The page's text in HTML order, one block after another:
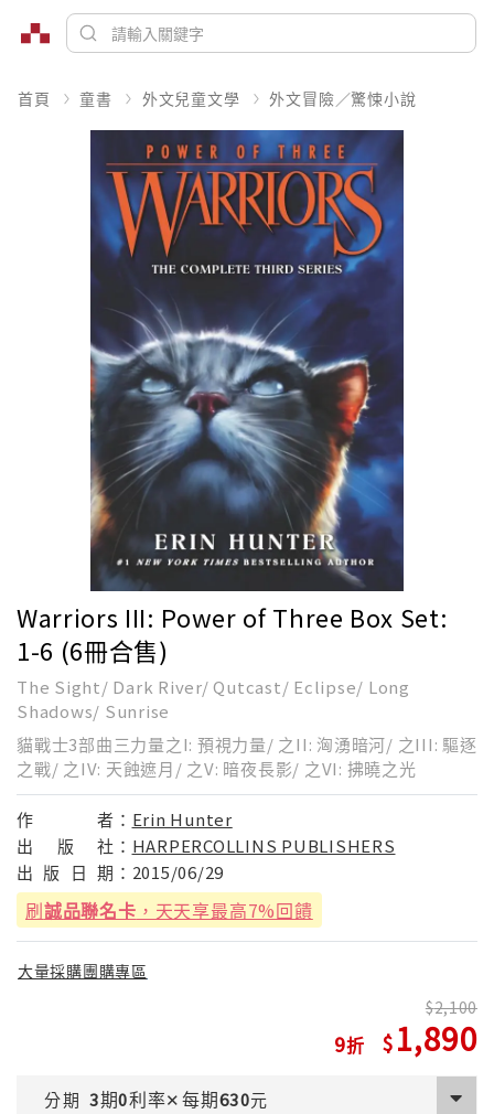
首頁 童書 外文兒童文學 外文冒險／驚悚小說
Warriors III: Power of Three Box Set:
1-6 (6冊合售)
The Sight/ Dark River/ Qutcast/ Eclipse/ Long
Shadows/ Sunrise
貓戰士3部曲三力量之I: 預視力量/ 之II: 洶湧暗河/ 之III: 驅逐
之戰/ 之IV: 天蝕遮月/ 之V: 暗夜長影/ 之VI: 拂曉之光
作 者： Erin Hunter
出
版 社： HARPERCOLLINS PUBLISHERS
出 版 日 期： 2015/06/29
刷誠品聯名卡 ，天天享最高7%回饋
大量採購團購專區
9
2,100
1,890
分期 3期0利率✕每期630元